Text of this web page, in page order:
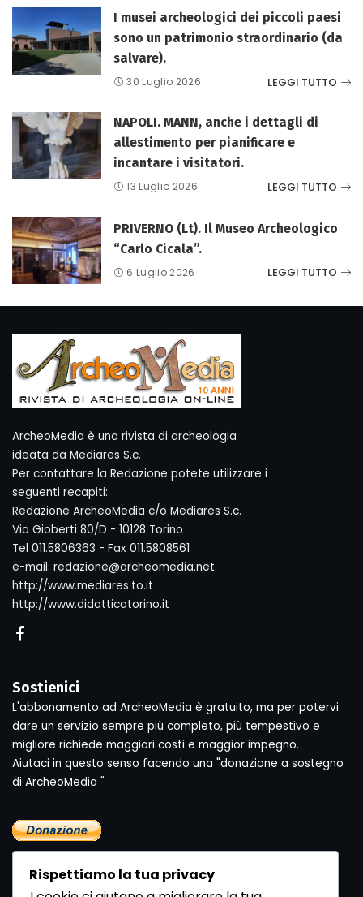
I musei archeologici dei piccoli paesi
sono un patrimonio straordinario (da
salvare).
30 Luglio 2026 LEGGI TUTTO
NAPOLI. MANN, anche i dettagli di
allestimento per pianificare e
incantare i visitatori.
13 Luglio 2026 LEGGI TUTTO
PRIVERNO (Lt). Il Museo Archeologico
“Carlo Cicala”.
6 Luglio 2026 LEGGI TUTTO
ArcheoMedia è una rivista di archeologia
ideata da Mediares S.c.
Per contattare la Redazione potete utilizzare i
seguenti recapiti:
Redazione ArcheoMedia c/o Mediares S.c.
Via Gioberti 80/D - 10128 Torino
Tel 011.5806363 - Fax 011.5808561
e-mail: redazione@archeomedia.net
http://www.mediares.to.it
http://www.didatticatorino.it
Sostienici
L'abbonamento ad ArcheoMedia è gratuito, ma per potervi
dare un servizio sempre più completo, più tempestivo e
migliore richiede maggiori costi e maggior impegno.
Aiutaci in questo senso facendo una "donazione a sostegno
di ArcheoMedia "
Rispettiamo la tua privacy